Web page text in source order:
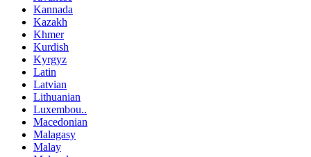
Kannada
Kazakh
Khmer
Kurdish
Kyrgyz
Latin
Latvian
Lithuanian
Luxembou..
Macedonian
Malagasy
Malay